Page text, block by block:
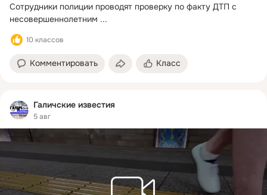
Сотрудники полиции проводят проверку по факту ДТП с
несовершеннолетним ...
10 классов
Комментировать Класс
Галичские известия
5 авг